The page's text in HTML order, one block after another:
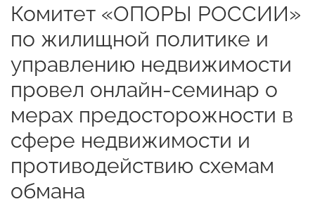
Комитет «ОПОРЫ РОССИИ»
по жилищной политике и
управлению недвижимости
провел онлайн-семинар о
мерах предосторожности в
сфере недвижимости и
противодействию схемам
обмана